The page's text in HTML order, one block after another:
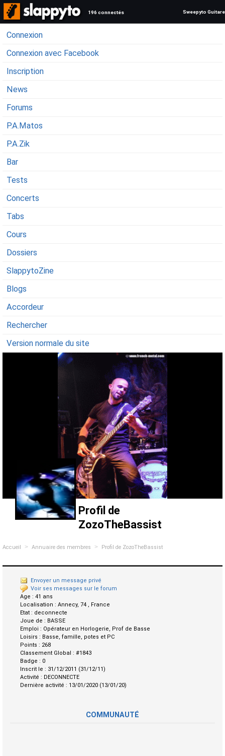
196 connectés Sweepyto Guitare
Connexion
Connexion avec Facebook
Inscription
News
Forums
P.A.Matos
P.A.Zik
Bar
Tests
Concerts
Tabs
Cours
Dossiers
SlappytoZine
Blogs
Accordeur
Rechercher
Version normale du site
Profil de
ZozoTheBassist
Accueil > Annuaire des membres > Profil de ZozoTheBassist
Envoyer un message privé
Voir ses messages sur le forum
Age : 41 ans
Localisation : Annecy, 74 , France
Etat : deconnecte
Joue de : BASSE
Emploi : Opérateur en Horlogerie, Prof de Basse
Loisirs : Basse, famille, potes et PC
Points : 268
Classement Global : #1843
Badge : 0
Inscrit le : 31/12/2011 (31/12/11)
Activité : DECONNECTE
Dernière activité : 13/01/2020 (13/01/20)
COMMUNAUTÉ